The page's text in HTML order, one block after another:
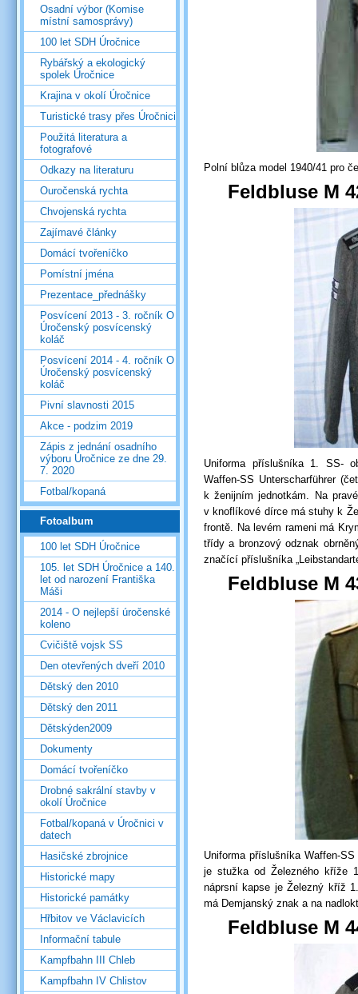
Polní blůza model 1940/41 pro
Feldbluse M
Uniforma příslušníka 1. SS-
Waffen-SS Unterscharführer
k ženijním jednotkám. Na
v knoflíkové dírce má stuhy k
frontě. Na levém rameni má
třídy a bronzový odznak
značící příslušníka
Feldbluse M
Uniforma příslušníka Waffen-
je stužka od Železného kříže
náprsní kapse je Železný kříž
má Demjanský znak a na
Feldbluse M
Osadní výbor (Komise
místní samosprávy)
100 let SDH Úročnice
Rybářský a ekologický
spolek Úročnice
Krajina v okolí Úročnice
Turistické trasy přes Úročnici
Použitá literatura a
fotografové
Odkazy na literaturu
Ouročenská rychta
Chvojenská rychta
Zajímavé články
Domácí tvořeníčko
Pomístní jména
Prezentace_přednášky
Posvícení 2013 - 3. ročník O
Úročenský posvícenský
koláč
Posvícení 2014 - 4. ročník O
Úročenský posvícenský
koláč
Pivní slavnosti 2015
Akce - podzim 2019
Zápis z jednání osadního
výboru Úročnice ze dne 29.
7. 2020
Fotbal/kopaná
Fotoalbum
100 let SDH Úročnice
105. let SDH Úročnice a 140.
let od narození Františka
Máši
2014 - O nejlepší úročenské
koleno
Cvičiště vojsk SS
Den otevřených dveří 2010
Dětský den 2010
Dětský den 2011
Dětskýden2009
Dokumenty
Domácí tvořeníčko
Drobné sakrální stavby v
okolí Úročnice
Fotbal/kopaná v Úročnici v
datech
Hasičské zbrojnice
Historické mapy
Historické památky
Hřbitov ve Václavicích
Informační tabule
Kampfbahn III Chleb
Kampfbahn IV Chlistov